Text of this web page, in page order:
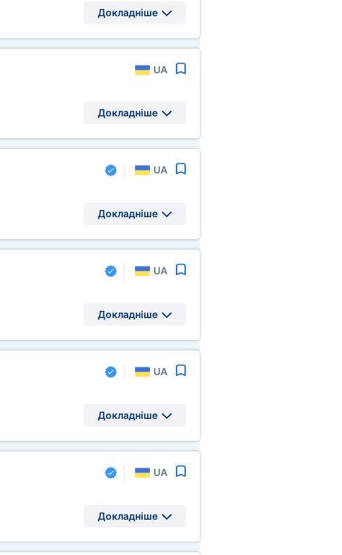
Докладніше
UA
Докладніше
UA
Докладніше
UA
Докладніше
UA
Докладніше
UA
Докладніше